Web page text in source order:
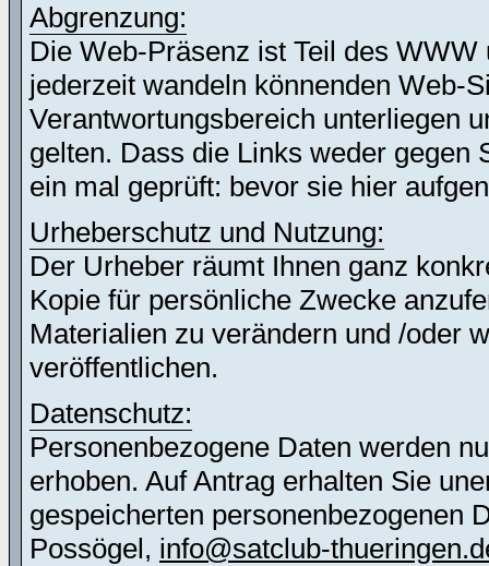
Abgrenzung:
Die Web-Präsenz ist Teil des
jederzeit wandeln könnenden Web-
Verantwortungsbereich unterliegen
gelten. Dass die Links weder gegen
ein mal geprüft: bevor sie hier
Urheberschutz und Nutzung:
Der Urheber räumt Ihnen ganz
Kopie für persönliche Zwecke
Materialien zu verändern und /oder
veröffentlichen.
Datenschutz:
Personenbezogene Daten werden
erhoben. Auf Antrag erhalten Sie
gespeicherten personenbezogenen
Possögel, info@satclub-